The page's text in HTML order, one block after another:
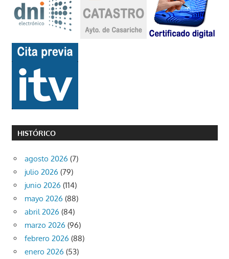
HISTÓRICO
agosto 2026 (7)
julio 2026 (79)
junio 2026 (114)
mayo 2026 (88)
abril 2026 (84)
marzo 2026 (96)
febrero 2026 (88)
enero 2026 (53)